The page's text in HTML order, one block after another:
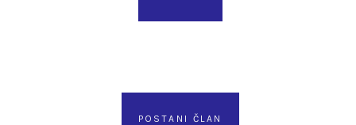
POSTANI ČLAN